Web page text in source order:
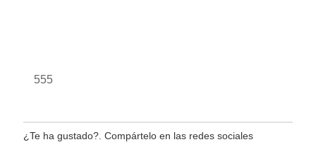
555
¿Te ha gustado?. Compártelo en las redes sociales